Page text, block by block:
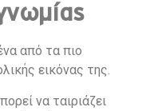
από τα πιο
εικόνας της.
να ταιριάζει